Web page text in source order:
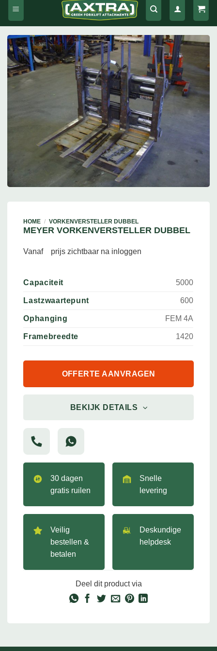
HOME / VORKENVERSTELLER DUBBEL
MEYER VORKENVERSTELLER DUBBEL
Vanaf prijs zichtbaar na inloggen
Capaciteit 5000
Lastzwaartepunt 600
Ophanging FEM 4A
Framebreedte 1420
OFFERTE AANVRAGEN
BEKIJK DETAILS
30 dagen
gratis ruilen
Snelle
levering
Veilig
bestellen &
betalen
Deskundige
helpdesk
Deel dit product via